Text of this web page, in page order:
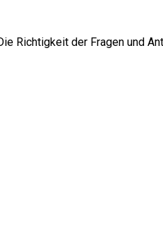
Richtigkeit der Fragen und